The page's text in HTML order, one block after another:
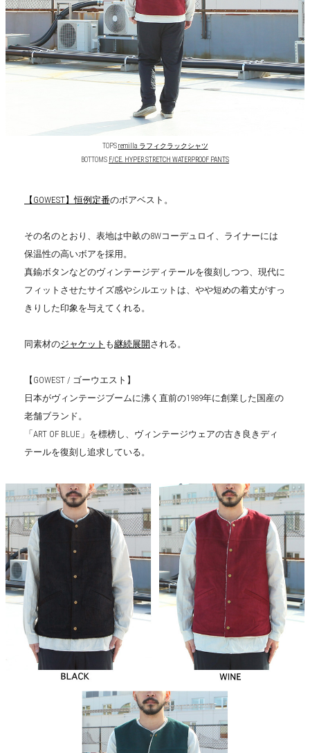
TOPSremilla ラフィクラックシャツ
BOTTOMS F/CE. HYPER STRETCH WATERPROOF PANTS
【GOWEST】恒例定番のボアベスト。
その名のとおり、表地は中畝の8Wコーデュロイ、ライナーには
保温性の高いボアを採用。
真鍮ボタンなどのヴィンテージディテールを復刻しつつ、現代に
フィットさせたサイズ感やシルエットは、やや短めの着丈がすっ
きりした印象を与えてくれる。
同素材のジャケット も継続展開 される。
【GOWEST / ゴーウエスト】
日本がヴィンテージブームに沸く直前の1989年に創業した国産の
老舗ブランド。
「ART OF BLUE」を標榜し、ヴィンテージウェアの古き良きディ
テールを復刻し追求している。